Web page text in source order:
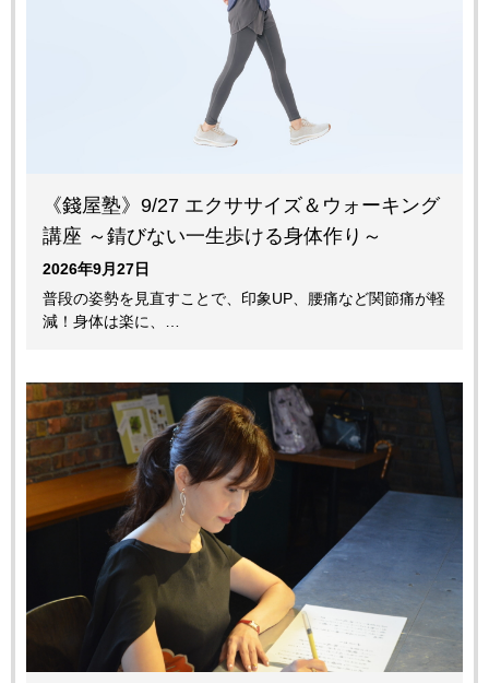
《錢屋塾》9/27 エクササイズ＆ウォーキング
講座 ～錆びない一生歩ける身体作り～
2026年9月27日
普段の姿勢を見直すことで、印象UP、腰痛など関節痛が軽
減！身体は楽に、…